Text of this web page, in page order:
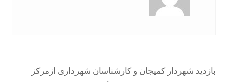
بازدید شهردار کمیجان و کارشناسان شهرداری ازمرکز